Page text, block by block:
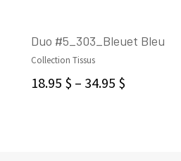
Duo #5_303_Bleuet Bleu
Collection Tissus
18.95 $ – 34.95 $